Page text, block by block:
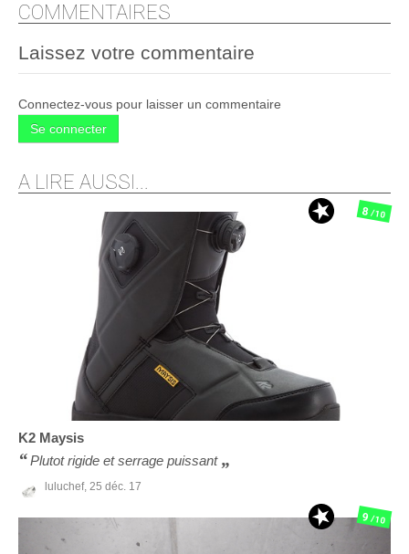
COMMENTAIRES
Laissez votre commentaire
Connectez-vous pour laisser un commentaire
Se connecter
A LIRE AUSSI...
K2 Maysis
Plutot rigide et serrage puissant
luluchef, 25 déc. 17
8/10
9/10